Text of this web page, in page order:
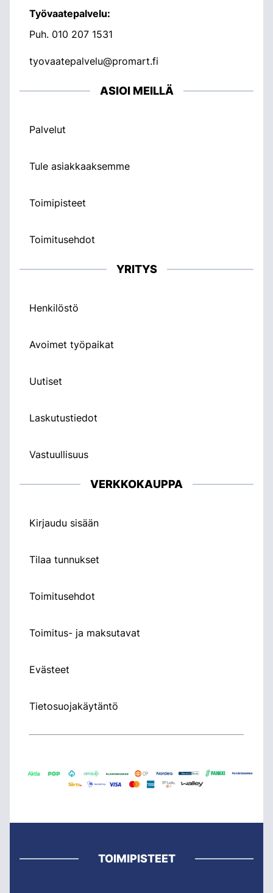
Työvaatepalvelu:
Puh. 010 207 1531
tyovaatepalvelu@promart.fi
ASIOI MEILLÄ
Palvelut
Tule asiakkaaksemme
Toimipisteet
Toimitusehdot
YRITYS
Henkilöstö
Avoimet työpaikat
Uutiset
Laskutustiedot
Vastuullisuus
VERKKOKAUPPA
Kirjaudu sisään
Tilaa tunnukset
Toimitusehdot
Toimitus- ja maksutavat
Evästeet
Tietosuojakäytäntö
TOIMIPISTEET